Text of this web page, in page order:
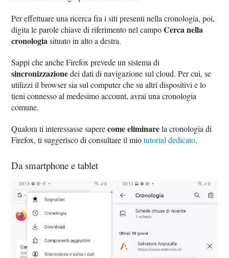
Per effettuare una ricerca fra i siti presenti nella cronologia, poi,
digita le parole chiave di riferimento nel campoCerca nella
cronologiasituato in alto a destra.
Sappi che anche Firefox prevede un sistema di
sincronizzazionedei dati di navigazione sul cloud. Per cui, se
utilizzi il browser sia sul computer che su altri dispositivi e lo
tieni connesso al medesimo account, avrai una cronologia
comune.
Qualora ti interessasse saperecome eliminarela cronologia di
Firefox, ti suggerisco di consultare il miotutorial dedicato.
Da smartphone e tablet